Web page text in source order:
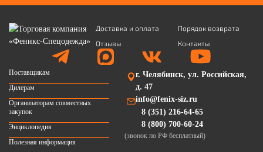
Доставка и оплата
Порядок возврата
Отзывы
Контакты
Поставщикам
Дилерам
Организаторам совместных
закупок
Энциклопедия
Полезная информация
г. Челябинск, ул. Российская,
д. 47
info@fenix-siz.ru
8 (351) 216-64-65
8 (800) 700-60-24
(звонок по РФ бесплатный)